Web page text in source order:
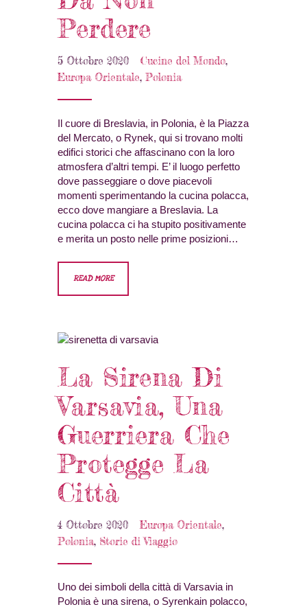
Perdere
5 Ottobre 2020 Cucine del Mondo,
Europa Orientale, Polonia
Il cuore di Breslavia, in Polonia, è la Piazza
del Mercato, o Rynek, qui si trovano molti
edifici storici che affascinano con la loro
atmosfera d’altri tempi. E’ il luogo perfetto
dove passeggiare o dove piacevoli
momenti sperimentando la cucina polacca,
ecco dove mangiare a Breslavia. La
cucina polacca ci ha stupito positivamente
e merita un posto nelle prime posizioni…
READ MORE
La Sirena Di
Varsavia, Una
Guerriera Che
Protegge La
Città
4 Ottobre 2020 Europa Orientale,
Polonia, Storie di Viaggio
Uno dei simboli della città di Varsavia in
Polonia è una sirena, o Syrenkain polacco,